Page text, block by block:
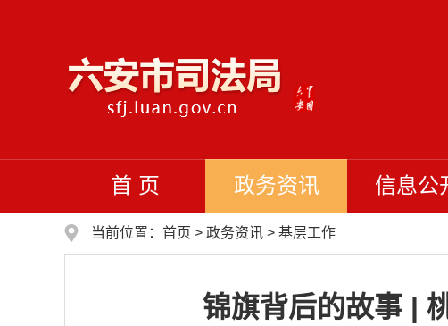
首 页 政务资讯 信息公
当前位置： 首页 > 政务资讯 > 基层工作
锦旗背后的故事 |